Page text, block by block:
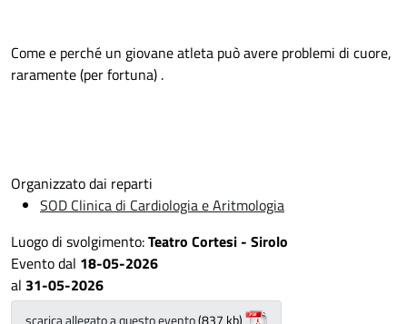
Come e perché un giovane atleta può avere problemi di cuore,
raramente (per fortuna) .
Organizzato dai reparti
SOD Clinica di Cardiologia e Aritmologia
Luogo di svolgimento:Teatro Cortesi - Sirolo
Evento dal 18-05-2026
al 31-05-2026